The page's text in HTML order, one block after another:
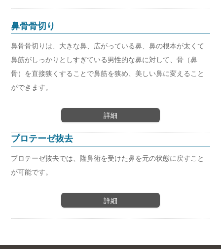
鼻骨骨切り
鼻骨骨切りは、大きな鼻、広がっている鼻、鼻の根本が太くて
鼻筋がしっかりとしすぎている男性的な鼻に対して、骨（鼻
骨）を直接狭くすることで鼻筋を狭め、美しい鼻に変えること
ができます。
詳細
プロテーゼ抜去
プロテーゼ抜去では、隆鼻術を受けた鼻を元の状態に戻すこと
が可能です。
詳細